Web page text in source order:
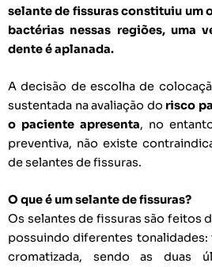
selante de fissuras constituiu um
bactérias nessas regiões, uma
dente é aplanada.
A decisão de escolha de
sustentada na avaliação do risco
o paciente apresenta, no
preventiva, não existe
de selantes de fissuras.
O que é um selante de fissuras?
Os selantes de fissuras são feitos
possuindo diferentes tonalidades:
cromatizada, sendo as duas